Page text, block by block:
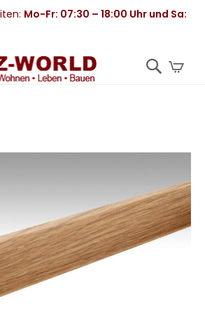
Mo-Fr: 07:30 – 18:00 Uhr und Sa: